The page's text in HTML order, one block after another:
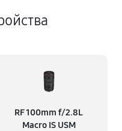
RF 100mm f/2.8L
Macro IS USM